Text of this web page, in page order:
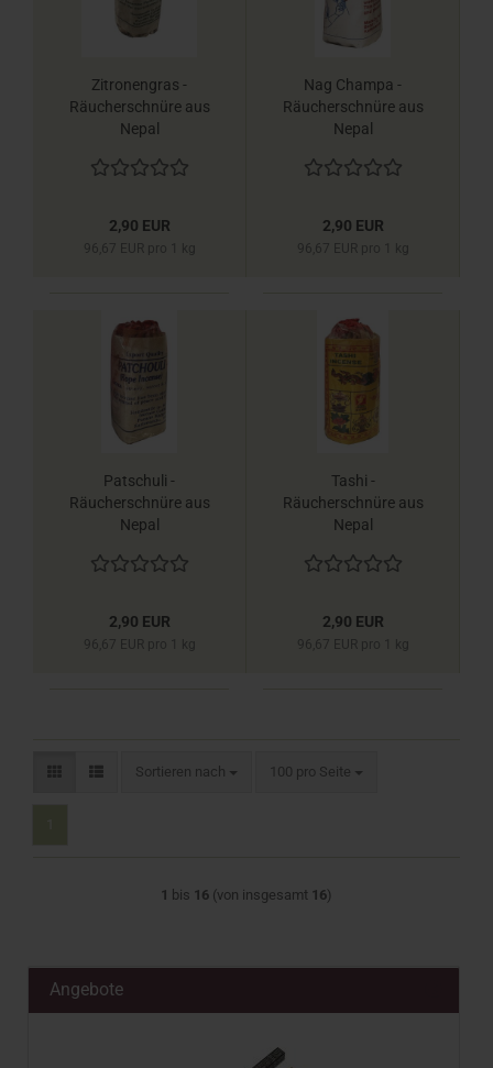
Zitronengras -
Räucherschnüre aus
Nepal
2,90 EUR
96,67 EUR pro 1 kg
Nag Champa -
Räucherschnüre aus
Nepal
2,90 EUR
96,67 EUR pro 1 kg
Patschuli -
Räucherschnüre aus
Nepal
2,90 EUR
96,67 EUR pro 1 kg
Tashi -
Räucherschnüre aus
Nepal
2,90 EUR
96,67 EUR pro 1 kg
Sortieren nach
Sortieren nach 100 pro Seite
pro Seite
1 bis 16 (von insgesamt 16)
Angebote